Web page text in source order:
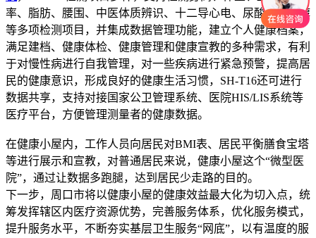
率、脂肪、腰围、中医体质辨识、十二导心电、尿酸总胆固醇
等多项检测项目，并集成数据管理功能，建立个人健康档案，
满足建档、健康体检、健康管理和健康宣教的多种需求，有利
于对慢性病进行自我管理，对一些疾病进行紧急预警，提高居
民的健康意识，形成良好的健康生活习惯，SH-T16还可进行
数据共享，支持对接国家公卫管理系统、医院HIS/LIS系统等
医疗平台，方便管理测量者的健康数据。
在健康小屋内，工作人员向居民对BMI表、居民平衡膳食宝塔
等进行展示和宣教，对普通居民来说，健康小屋这个“微型医
院”，通过让数据多跑腿，达到居民少走路的目的。
下一步，周口市将以健康小屋的健康效益最大化为切入点，统
筹发挥辖区内医疗资源优势，完善服务体系，优化服务模式，
提升服务水平，不断夯实基层卫生服务“网底”，以有温度的服